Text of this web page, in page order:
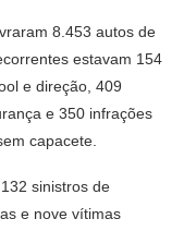
8.453 autos de
estavam 154
e direção, 409
e 350 infrações
capacete.
sinistros de
e nove vítimas